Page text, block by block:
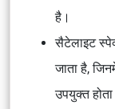
है।
सैटेलाइट
जाता है,
उपयुक्त